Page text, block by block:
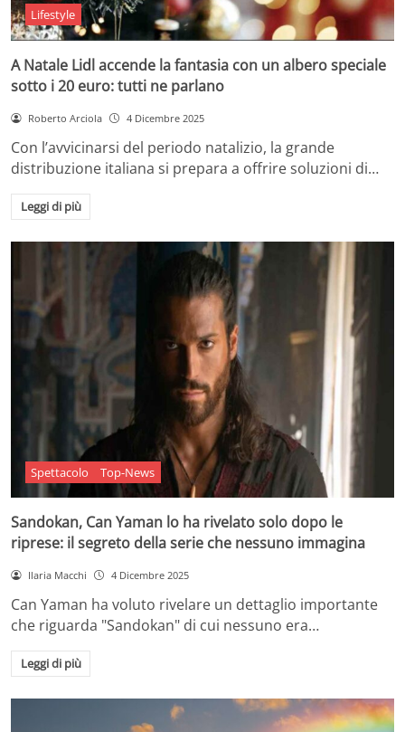
Lifestyle
A Natale Lidl accende la fantasia con un albero speciale
sotto i 20 euro: tutti ne parlano
Roberto Arciola 4 Dicembre 2025
Con l’avvicinarsi del periodo natalizio, la grande
distribuzione italiana si prepara a offrire soluzioni di…
Leggi di più
Spettacolo Top-News
Sandokan, Can Yaman lo ha rivelato solo dopo le
riprese: il segreto della serie che nessuno immagina
Ilaria Macchi 4 Dicembre 2025
Can Yaman ha voluto rivelare un dettaglio importante
che riguarda "Sandokan" di cui nessuno era…
Leggi di più